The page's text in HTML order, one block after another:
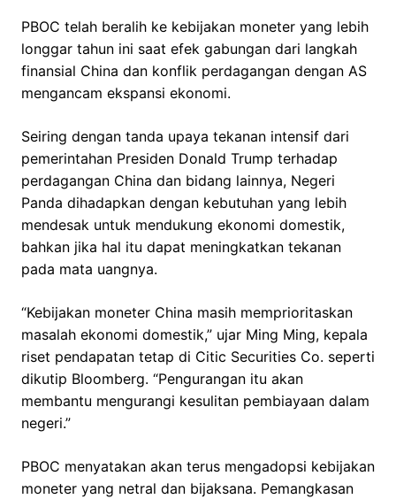
PBOC telah beralih ke kebijakan moneter yang lebih
longgar tahun ini saat efek gabungan dari langkah
finansial China dan konflik perdagangan dengan AS
mengancam ekspansi ekonomi.
Seiring dengan tanda upaya tekanan intensif dari
pemerintahan Presiden Donald Trump terhadap
perdagangan China dan bidang lainnya, Negeri
Panda dihadapkan dengan kebutuhan yang lebih
mendesak untuk mendukung ekonomi domestik,
bahkan jika hal itu dapat meningkatkan tekanan
pada mata uangnya.
“Kebijakan moneter China masih memprioritaskan
masalah ekonomi domestik,” ujar Ming Ming, kepala
riset pendapatan tetap di Citic Securities Co. seperti
dikutip Bloomberg. “Pengurangan itu akan
membantu mengurangi kesulitan pembiayaan dalam
negeri.”
PBOC menyatakan akan terus mengadopsi kebijakan
moneter yang netral dan bijaksana. Pemangkasan